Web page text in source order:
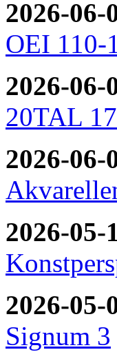
2026-06-
OEI 110-
2026-06-
20TAL
2026-06-
2026-05-
2026-05-
Signum 3